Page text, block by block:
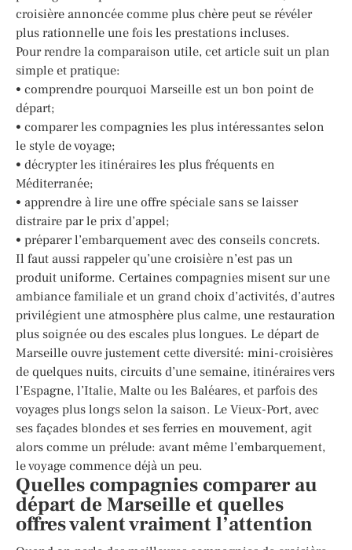
croisière annoncée comme plus chère peut se révéler
plus rationnelle une fois les prestations incluses.
Pour rendre la comparaison utile, cet article suit un plan
simple et pratique:
• comprendre pourquoi Marseille est un bon point de
départ;
• comparer les compagnies les plus intéressantes selon
le style de voyage;
• décrypter les itinéraires les plus fréquents en
Méditerranée;
• apprendre à lire une offre spéciale sans se laisser
distraire par le prix d’appel;
• préparer l’embarquement avec des conseils concrets.
Il faut aussi rappeler qu’une croisière n’est pas un
produit uniforme. Certaines compagnies misent sur une
ambiance familiale et un grand choix d’activités, d’autres
privilégient une atmosphère plus calme, une restauration
plus soignée ou des escales plus longues. Le départ de
Marseille ouvre justement cette diversité: mini-croisières
de quelques nuits, circuits d’une semaine, itinéraires vers
l’Espagne, l’Italie, Malte ou les Baléares, et parfois des
voyages plus longs selon la saison. Le Vieux-Port, avec
ses façades blondes et ses ferries en mouvement, agit
alors comme un prélude: avant même l’embarquement,
le voyage commence déjà un peu.
Quelles compagnies comparer au
départ de Marseille et quelles
offres valent vraiment l’attention